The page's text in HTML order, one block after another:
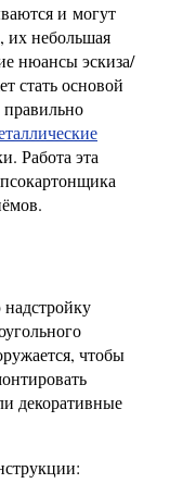
и могут
их небольшая
нюансы эскиза/
стать основой
Работа эта
чтобы
декоративные